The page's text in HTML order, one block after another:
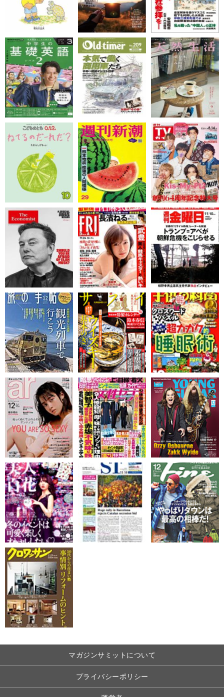
マガジンサミットについて
プライバシーポリシー